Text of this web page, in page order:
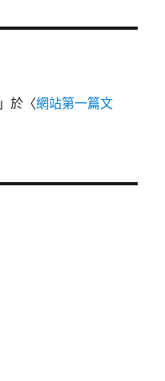
」於〈網站第一篇文